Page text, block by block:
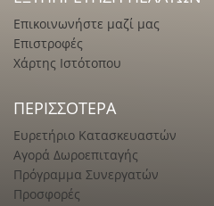
Επικοινωνήστε μαζί μας
Επιστροφές
Χάρτης Ιστότοπου
ΠΕΡΙΣΣΌΤΕΡΑ
Ευρετήριο Κατασκευαστών
Αγορά Δωροεπιταγής
Πρόγραμμα Συνεργατών
Προσφορές